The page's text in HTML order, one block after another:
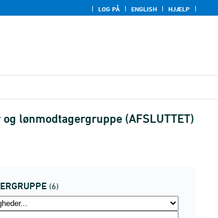
LOG PÅ ENGLISH HJÆLP
lønmodtagergruppe (AFSLUTTET)
(6)